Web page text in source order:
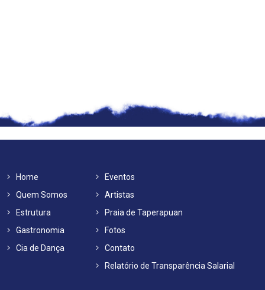
Home
Quem Somos
Estrutura
Gastronomia
Cia de Dança
Eventos
Artistas
Praia de Taperapuan
Fotos
Contato
Relatório de Transparência Salarial